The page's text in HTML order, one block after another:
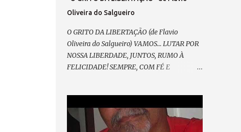
Oliveira do Salgueiro
O GRITO DA LIBERTAÇÃO (de Flavio
Oliveira do Salgueiro) VAMOS... LUTAR POR
NOSSA LIBERDADE, JUNTOS, RUMO À
FELICIDADE! SEMPRE, COM FÉ E
EXPANDIR CONFIANÇA. E GRITAR, PELO
FIM DA MORDAÇA, ESPALHAR PELA